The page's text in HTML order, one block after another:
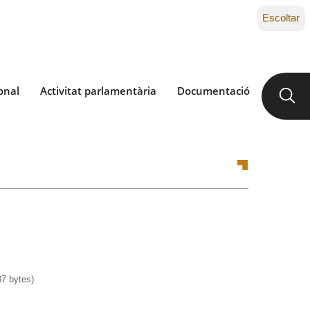
Activitat parlamentària Documentació
Escoltar
bytes)